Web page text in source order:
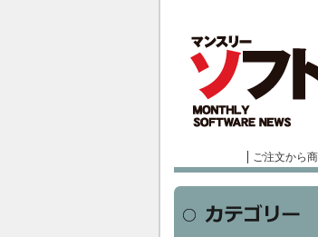
ご注文から